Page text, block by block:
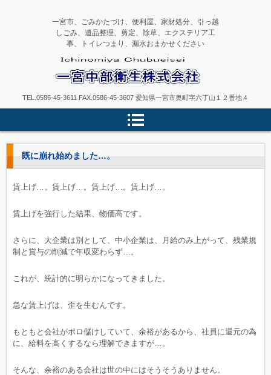
一宮中部衛生
一宮市、ごみかたづけ、便利屋、家財処分、引っ越
しごみ、遺品整理、剪定、除草、エクステリア工
事、トイレつまり、漏水おまかせください
TEL.0586-45-3611 FAX.0586-45-3607 愛知県一宮市奥町字六丁山１２番地４
既に崩れ始めました…。
賃上げ…。賃上げ…。賃上げ…。賃上げ…。
賃上げを強行した結果、物価高です。
さらに、大企業は別として、中小企業は、月給のみ上がって、残業規
制と賞与の削減で年収変わらず…。
これが、統計的に明らかになってきました。
急な賃上げは、歪を生むんです。
もともと会社がボロ儲けしていて、余裕があるから、社員に還元の為
に、給料を高くするなら理解できますが…。
そんな、余裕のある会社は世の中にはそうそうありません。